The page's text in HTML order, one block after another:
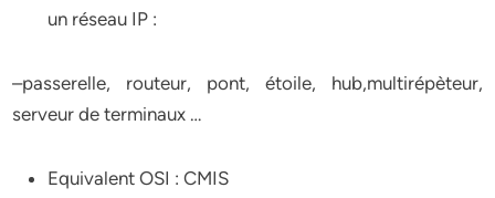
un réseau IP :
–passerelle, routeur, pont, étoile, hub,multirépèteur,
serveur de terminaux …
Equivalent OSI : CMIS